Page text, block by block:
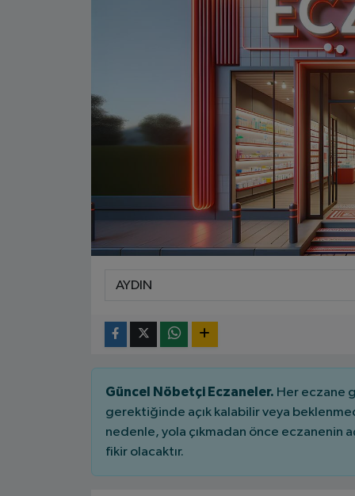
Güncel Nöbetçi Eczaneler. Her eczane
gerektiğinde açık kalabilir veya
nedenle, yola çıkmadan önce eczanenin
fikir olacaktır.
Süper Lig Puan Durumu ve Fikstür
Haber Arşivi